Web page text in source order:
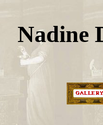
Nadine